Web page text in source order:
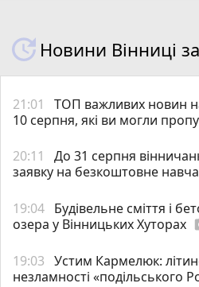
Новини Вінниці
21:01
ТОП важливих новин
10 серпня, які ви могли
20:11
До 31 серпня
заявку на безкоштовне
19:04 Будівельне сміття і
озера у Вінницьких Хуторах
19:03 Устим Кармелюк:
незламності «подільського